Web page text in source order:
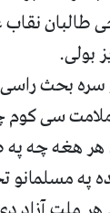
طالبان
بولی.
سره بحث
سی کوم
هر هغه چه په
په مسلمانو